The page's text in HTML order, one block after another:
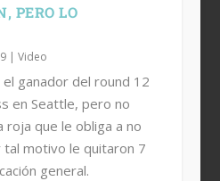
PERO LO
| Video
ganador del round 12
en Seattle, pero no
que le obliga a no
motivo le quitaron 7
general.